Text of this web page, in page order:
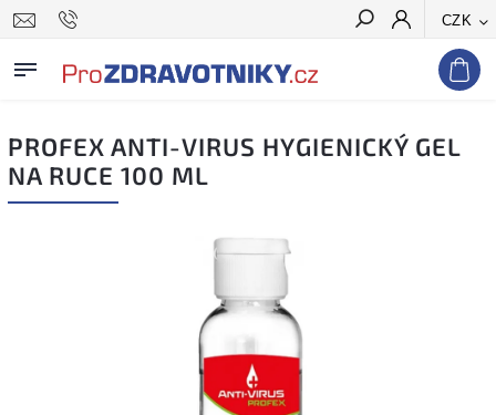
CZK
Hledat
PROFEX ANTI-VIRUS HYGIENICKÝ GEL
NA RUCE 100 ML